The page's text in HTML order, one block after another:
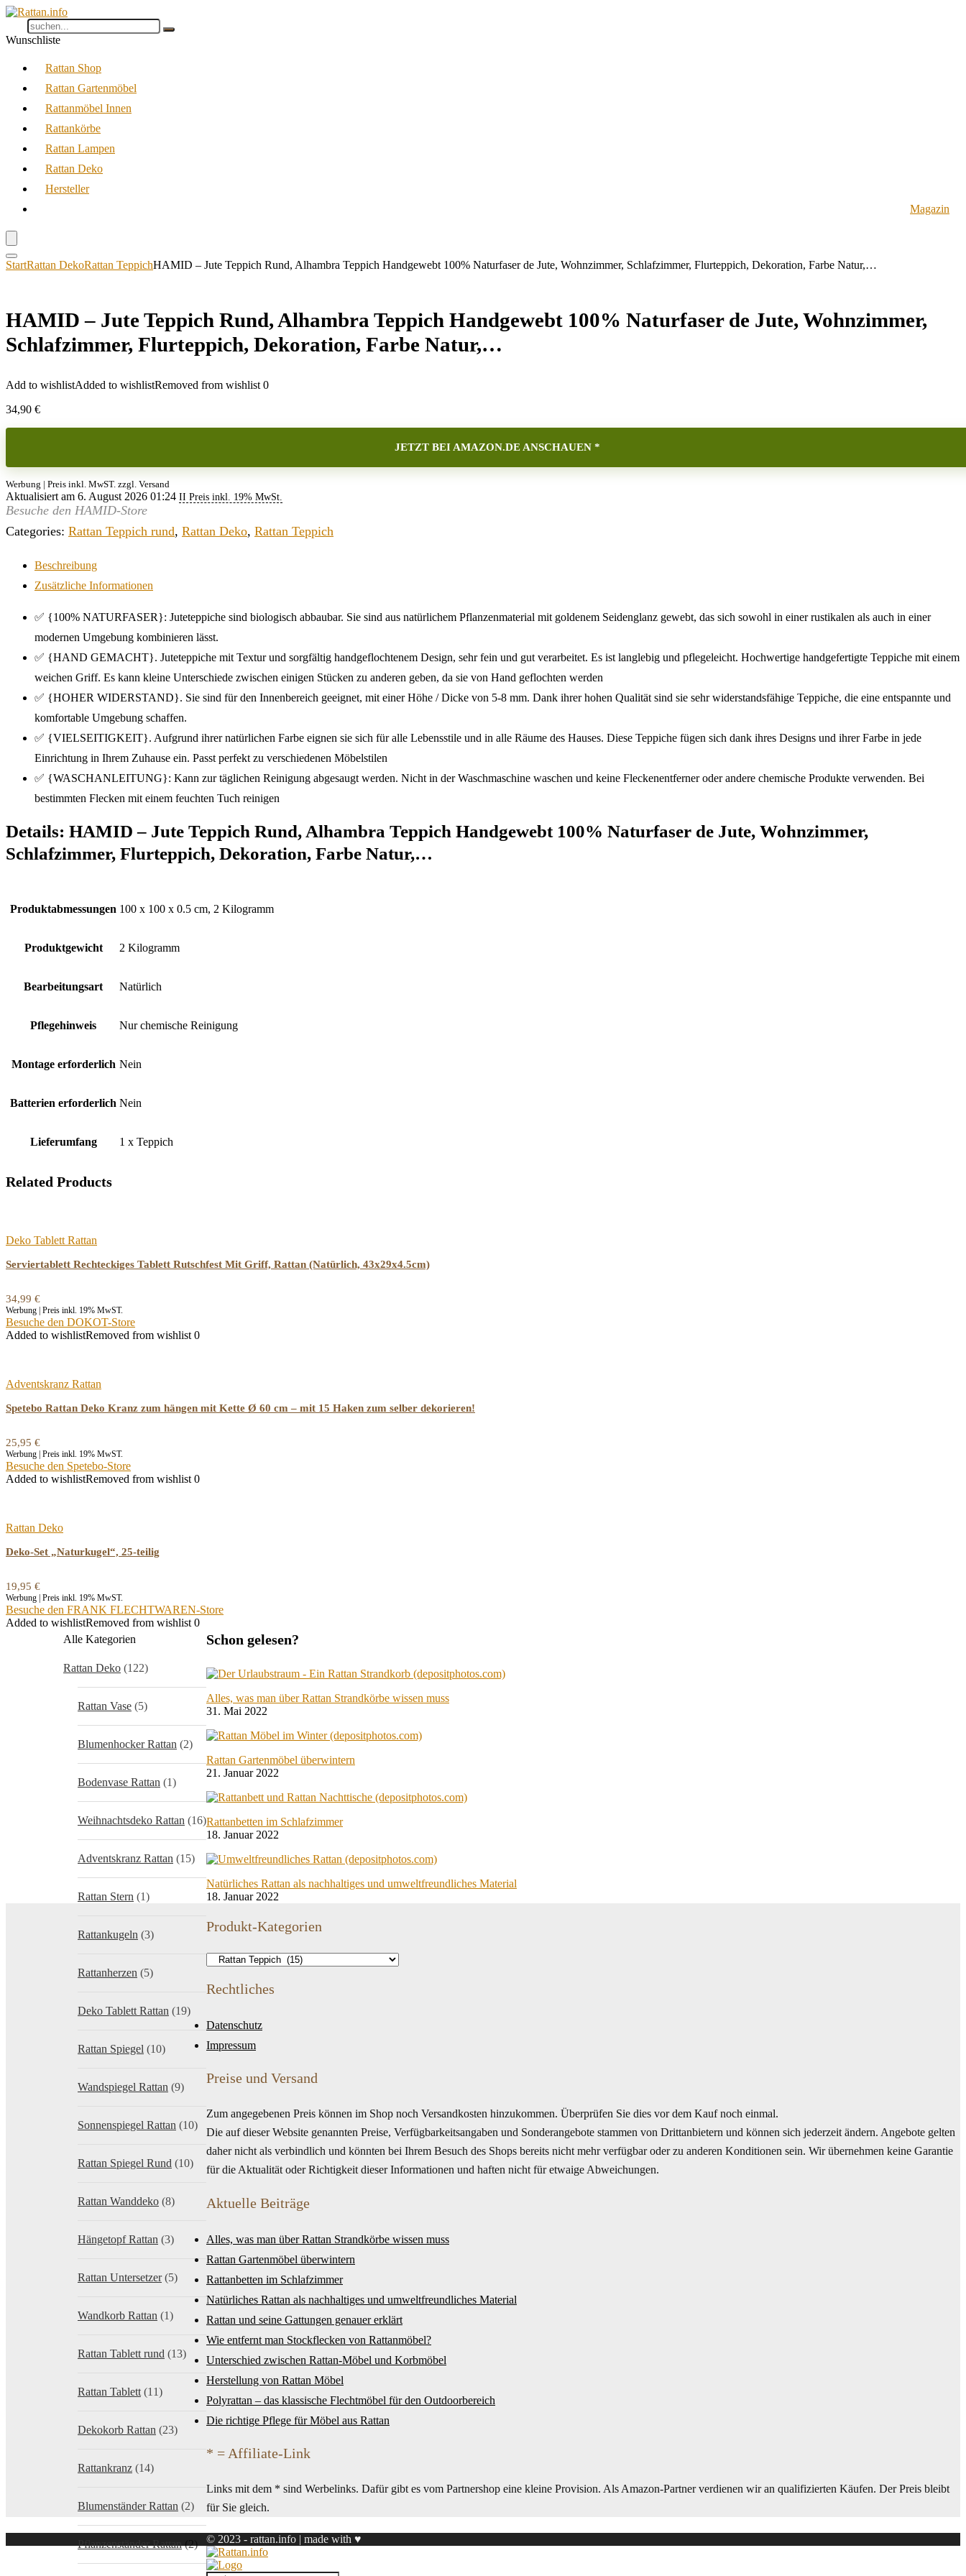
Wunschliste
Rattan Shop
Rattan Gartenmöbel
Rattanmöbel Innen
Rattankörbe
Rattan Lampen
Rattan Deko
Hersteller
Magazin
StartRattan DekoRattan TeppichHAMID – Jute Teppich Rund, Alhambra Teppich Handgewebt 100% Naturfaser de Jute, Wohnzimmer, Schlafzimmer, Flurteppich, Dekoration, Farbe Natur,…
HAMID – Jute Teppich Rund, Alhambra Teppich Handgewebt 100% Naturfaser de Jute, Wohnzimmer,
Schlafzimmer, Flurteppich, Dekoration, Farbe Natur,…
Add to wishlistAdded to wishlistRemoved from wishlist 0
34,90 €
JETZT BEI AMAZON.DE ANSCHAUEN *
Werbung | Preis inkl. MwST. zzgl. Versand
Aktualisiert am 6. August 2026 01:24 II Preis inkl. 19% MwSt.
Besuche den HAMID-Store
Categories: Rattan Teppich rund, Rattan Deko, Rattan Teppich
Beschreibung
Zusätzliche Informationen
✅ {100% NATURFASER}: Juteteppiche sind biologisch abbaubar. Sie sind aus natürlichem Pflanzenmaterial mit goldenem Seidenglanz gewebt, das sich sowohl in einer rustikalen als auch in einer
modernen Umgebung kombinieren lässt.
✅ {HAND GEMACHT}. Juteteppiche mit Textur und sorgfältig handgeflochtenem Design, sehr fein und gut verarbeitet. Es ist langlebig und pflegeleicht. Hochwertige handgefertigte Teppiche mit einem
weichen Griff. Es kann kleine Unterschiede zwischen einigen Stücken zu anderen geben, da sie von Hand geflochten werden
✅ {HOHER WIDERSTAND}. Sie sind für den Innenbereich geeignet, mit einer Höhe / Dicke von 5-8 mm. Dank ihrer hohen Qualität sind sie sehr widerstandsfähige Teppiche, die eine entspannte und
komfortable Umgebung schaffen.
✅ {VIELSEITIGKEIT}. Aufgrund ihrer natürlichen Farbe eignen sie sich für alle Lebensstile und in alle Räume des Hauses. Diese Teppiche fügen sich dank ihres Designs und ihrer Farbe in jede
Einrichtung in Ihrem Zuhause ein. Passt perfekt zu verschiedenen Möbelstilen
✅ {WASCHANLEITUNG}: Kann zur täglichen Reinigung abgesaugt werden. Nicht in der Waschmaschine waschen und keine Fleckenentferner oder andere chemische Produkte verwenden. Bei
bestimmten Flecken mit einem feuchten Tuch reinigen
Details: HAMID – Jute Teppich Rund, Alhambra Teppich Handgewebt 100% Naturfaser de Jute, Wohnzimmer,
Schlafzimmer, Flurteppich, Dekoration, Farbe Natur,…
Produktabmessungen ‎100 x 100 x 0.5 cm, 2 Kilogramm
Produktgewicht ‎2 Kilogramm
Bearbeitungsart ‎Natürlich
Pflegehinweis ‎Nur chemische Reinigung
Montage erforderlich ‎Nein
Batterien erforderlich ‎Nein
Lieferumfang ‎1 x Teppich
Related Products
Deko Tablett Rattan
Serviertablett Rechteckiges Tablett Rutschfest Mit Griff, Rattan (Natürlich, 43x29x4.5cm)
34,99 €
Werbung | Preis inkl. 19% MwST.
Besuche den DOKOT-Store
Added to wishlistRemoved from wishlist 0
Adventskranz Rattan
Spetebo Rattan Deko Kranz zum hängen mit Kette Ø 60 cm – mit 15 Haken zum selber dekorieren!
25,95 €
Werbung | Preis inkl. 19% MwST.
Besuche den Spetebo-Store
Added to wishlistRemoved from wishlist 0
Rattan Deko
Deko-Set „Naturkugel“, 25-teilig
19,95 €
Werbung | Preis inkl. 19% MwST.
Besuche den FRANK FLECHTWAREN-Store
Added to wishlistRemoved from wishlist 0
Alle Kategorien
Rattan Deko (122)
Rattan Vase (5)
Blumenhocker Rattan (2)
Bodenvase Rattan (1)
Weihnachtsdeko Rattan (16)
Adventskranz Rattan (15)
Rattan Stern (1)
Rattankugeln (3)
Rattanherzen (5)
Deko Tablett Rattan (19)
Rattan Spiegel (10)
Wandspiegel Rattan (9)
Sonnenspiegel Rattan (10)
Rattan Spiegel Rund (10)
Rattan Wanddeko (8)
Hängetopf Rattan (3)
Rattan Untersetzer (5)
Wandkorb Rattan (1)
Rattan Tablett rund (13)
Rattan Tablett (11)
Dekokorb Rattan (23)
Rattankranz (14)
Blumenständer Rattan (2)
Pflanzenständer Rattan (2)
Schon gelesen?
Alles, was man über Rattan Strandkörbe wissen muss
31. Mai 2022
Rattan Gartenmöbel überwintern
21. Januar 2022
Rattanbetten im Schlafzimmer
18. Januar 2022
Natürliches Rattan als nachhaltiges und umweltfreundliches Material
18. Januar 2022
Produkt-Kategorien
Rechtliches
Datenschutz
Impressum
Preise und Versand
Zum angegebenen Preis können im Shop noch Versandkosten hinzukommen. Überprüfen Sie dies vor dem Kauf noch einmal.
Die auf dieser Website genannten Preise, Verfügbarkeitsangaben und Sonderangebote stammen von Drittanbietern und können sich jederzeit ändern. Angebote gelten
daher nicht als verbindlich und könnten bei Ihrem Besuch des Shops bereits nicht mehr verfügbar oder zu anderen Konditionen sein. Wir übernehmen keine Garantie
für die Aktualität oder Richtigkeit dieser Informationen und haften nicht für etwaige Abweichungen.
Aktuelle Beiträge
Alles, was man über Rattan Strandkörbe wissen muss
Rattan Gartenmöbel überwintern
Rattanbetten im Schlafzimmer
Natürliches Rattan als nachhaltiges und umweltfreundliches Material
Rattan und seine Gattungen genauer erklärt
Wie entfernt man Stockflecken von Rattanmöbel?
Unterschied zwischen Rattan-Möbel und Korbmöbel
Herstellung von Rattan Möbel
Polyrattan – das klassische Flechtmöbel für den Outdoorbereich
Die richtige Pflege für Möbel aus Rattan
* = Affiliate-Link
Links mit dem * sind Werbelinks. Dafür gibt es vom Partnershop eine kleine Provision. Als Amazon-Partner verdienen wir an qualifizierten Käufen. Der Preis bleibt
für Sie gleich.
© 2023 - rattan.info | made with ♥